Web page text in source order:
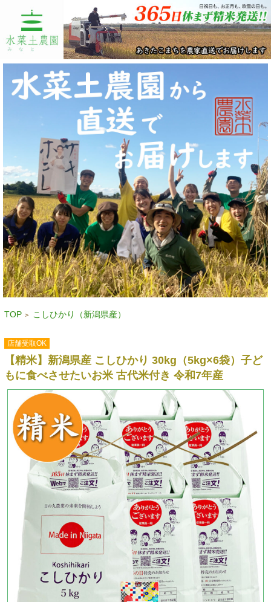
TOP > こしひかり（新潟県産）
店舗受取OK
【精米】新潟県産 こしひかり 30kg（5kg×6袋）子ど
もに食べさせたいお米 古代米付き 令和7年産